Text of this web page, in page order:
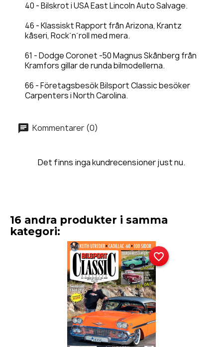
40 - Bilskrot i USA East Lincoln Auto Salvage.
46 - Klassiskt Rapport från Arizona, Krantz
kåseri, Rock´n´roll med mera.
61 - Dodge Coronet -50 Magnus Skånberg från
Kramfors gillar de runda bilmodellerna.
66 - Företagsbesök Bilsport Classic besöker
Carpenters i North Carolina.
Kommentarer (0)
Det finns inga kundrecensioner just nu.
16 andra produkter i samma
kategori:
favorite_border